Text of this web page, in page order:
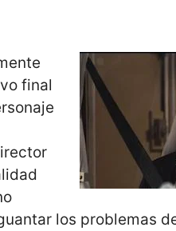
final
los problemas